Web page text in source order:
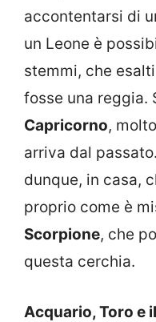
accontentarsi di
un Leone è
stemmi, che
fosse una reggia.
Capricorno,
arriva dal
dunque, in casa,
proprio come è
Scorpione, che
questa cerchia.
Acquario, Toro e